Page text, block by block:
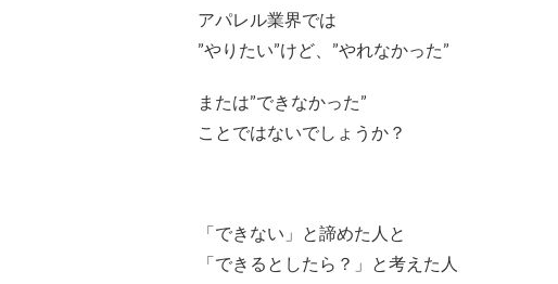
アパレル業界では
”やりたい”けど、”やれなかった”
または”できなかった”
ことではないでしょうか？
「できない」と諦めた人と
「できるとしたら？」と考えた人